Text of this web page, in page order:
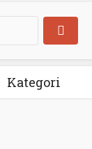
Kategori